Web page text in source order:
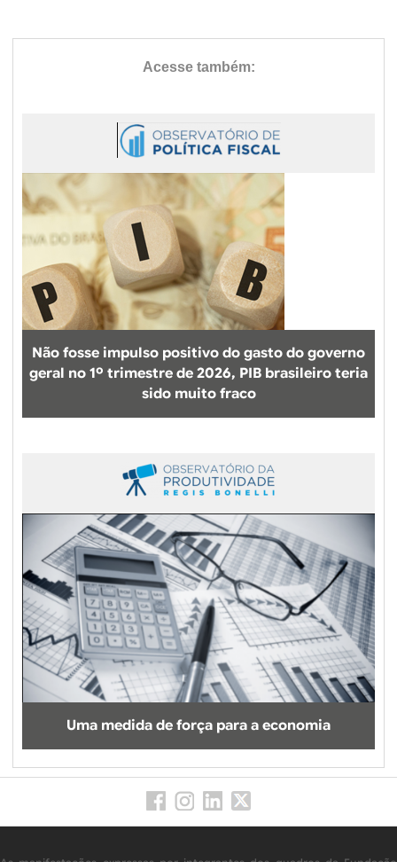
Não fosse impulso positivo do gasto do governo
geral no 1º trimestre de 2026, PIB brasileiro teria
sido muito fraco
Uma medida de força para a economia